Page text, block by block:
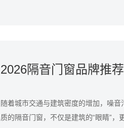
随着城市交通与建筑密度的增加，噪
质的隔音门窗，不仅是建筑的“眼睛”